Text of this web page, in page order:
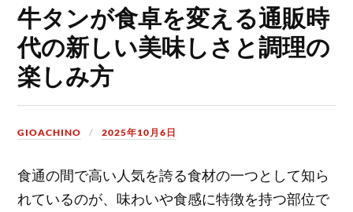
牛タンが食卓を変える通販時
代の新しい美味しさと調理の
楽しみ方
GIOACHINO 2025年10月6日
食通の間で高い人気を誇る食材の一つとして知ら
れているのが、味わいや食感に特徴を持つ部位で